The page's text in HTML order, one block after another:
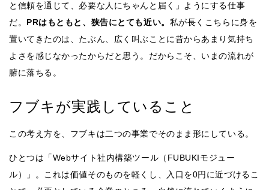
と信頼を通じて、必要な人にちゃんと届く」ようにする仕事
だ。 PRはもともと、狭告にとても近い。 私が長くこちらに身を
置いてきたのは、たぶん、広く叫ぶことに昔からあまり気持ち
よさを感じなかったからだと思う。だからこそ、いまの流れが
腑に落ちる。
フブキが実践していること
この考え方を、フブキは二つの事業でそのまま形にしている。
ひとつは「Webサイト社内構築ツール（FUBUKIモジュー
ル）」。これは価値そのものを軽くし、入口を0円に近づけるこ